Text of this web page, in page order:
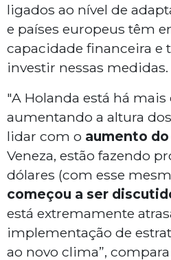
ligados ao nível de
e países europeus têm
capacidade financeira e
investir nessas medidas.
"A Holanda está há mais
aumentando a altura
lidar com o aumento
Veneza, estão fazendo
dólares (com esse
começou a ser
está extremamente
implementação de
ao novo clima”,